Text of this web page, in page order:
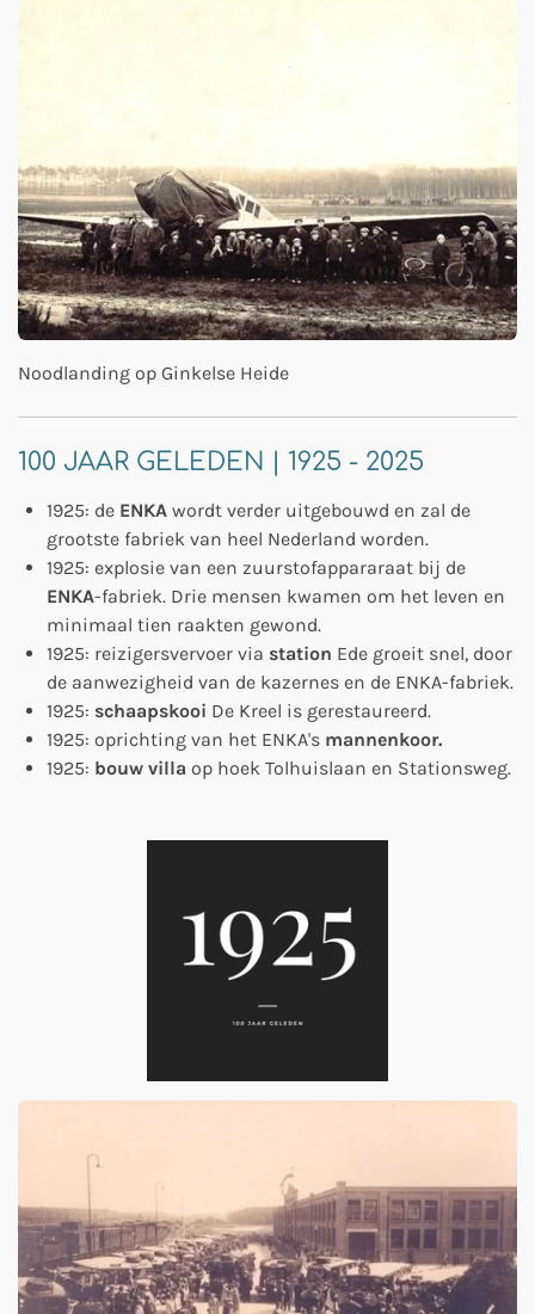
Noodlanding op Ginkelse Heide
100 JAAR GELEDEN | 1925 - 2025
1925: de ENKA wordt verder uitgebouwd en zal de
grootste fabriek van heel Nederland worden.
1925: explosie van een zuurstofappararaat bij de
ENKA-fabriek. Drie mensen kwamen om het leven en
minimaal tien raakten gewond.
1925: reizigersvervoer via station Ede groeit snel, door
de aanwezigheid van de kazernes en de ENKA-fabriek.
1925: schaapskooi De Kreel is gerestaureerd.
1925: oprichting van het ENKA's mannenkoor.
1925: bouw villa op hoek Tolhuislaan en Stationsweg.